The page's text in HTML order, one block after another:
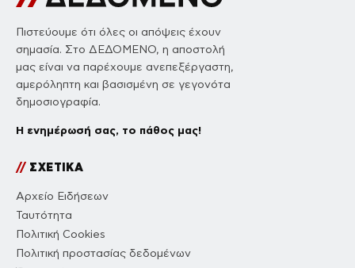
Πιστεύουμε ότι όλες οι απόψεις έχουν
σημασία. Στο ΔΕΔΟΜΕΝΟ, η αποστολή
μας είναι να παρέχουμε ανεπεξέργαστη,
αμερόληπτη και βασισμένη σε γεγονότα
δημοσιογραφία.
Η ενημέρωσή σας, το πάθος μας!
//ΣΧΕΤΙΚΑ
Αρχείο Ειδήσεων
Ταυτότητα
Πολιτική Cookies
Πολιτική προστασίας δεδομένων